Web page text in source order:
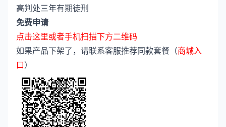
高判处三年有期徒刑
免费申请
点击这里或者手机扫描下方二维码
如果产品下架了，请联系客服推荐同款套餐（商城入
口）